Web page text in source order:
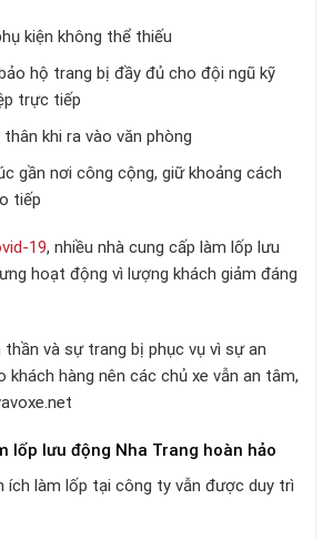
kiện không thể thiếu
hộ trang bị đầy đủ cho đội ngũ kỹ
trực tiếp
khi ra vào văn phòng
gần nơi công cộng, giữ khoảng cách
tiếp
19, nhiều nhà cung cấp làm lốp lưu
hoạt động vì lượng khách giảm đáng
thần và sự trang bị phục vụ vì sự an
khách hàng nên các chủ xe vẫn an tâm,
lốp lưu động Nha Trang hoàn hảo
ích làm lốp tại công ty vẫn được duy trì